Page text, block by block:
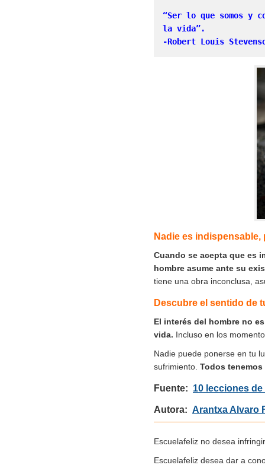
“Ser lo que somos y
la vida”.
-Robert Louis
Nadie es
Cuando se acepta que es
hombre asume ante su
tiene una obra inconclusa,
Descubre el sentido de
El interés del hombre no
vida. Incluso en los
Nadie puede ponerse en tu
sufrimiento. Todos
Fuente: 10 lecciones
Autora: Arantxa Alvaro
Escuelafeliz no desea
Escuelafeliz desea dar a